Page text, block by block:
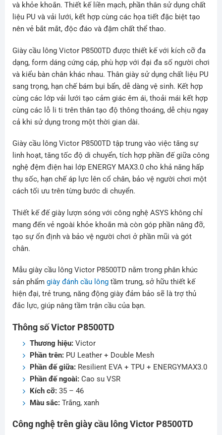
và khỏe khoắn. Thiết kế liền mạch, phần thân sử dụng chất
liệu PU và vải lưới, kết hợp cùng các họa tiết đặc biệt tạo
nên vẻ bắt mắt, độc đáo và đậm chất thể thao.
Giày cầu lông Victor P8500TD được thiết kế với kích cỡ đa
dạng, form dáng cứng cáp, phù hợp với đại đa số người chơi
và kiểu bàn chân khác nhau. Thân giày sử dụng chất liệu PU
sang trọng, hạn chế bám bụi bẩn, dễ dàng vệ sinh. Kết hợp
cùng các lớp vải lưới tạo cảm giác êm ái, thoải mái kết hợp
cùng các lỗ li ti trên thân tạo độ thông thoáng, dễ chịu ngay
cả khi sử dụng trong một thời gian dài.
Giày cầu lông Victor P8500TD tập trung vào việc tăng sự
linh hoạt, tăng tốc độ di chuyển, tích hợp phần đế giữa công
nghệ đệm điện hai lớp ENERGY MAX3.0 cho khả năng hấp
thụ sốc, hạn chế áp lực lên cổ chân, bảo vệ người chơi một
cách tối ưu trên từng bước di chuyển.
Thiết kế đế giày lượn sóng với công nghệ ASYS không chỉ
mang đến vẻ ngoài khỏe khoắn mà còn góp phần nâng đỡ,
tạo sự ổn định và bảo vệ người chơi ở phần mũi và gót
chân.
Mẫu giày cầu lông Victor P8500TD nằm trong phân khúc
sản phẩm giày đánh cầu lôngtầm trung, sở hữu thiết kế
hiện đại, trẻ trung, năng động giày đảm bảo sẽ là trợ thủ
đắc lực, giúp nâng tầm trận cầu của bạn.
Thông số Victor P8500TD
Thương hiệu:Victor
Phần trên:PU Leather + Double Mesh
Phần đế giữa:Resilient EVA + TPU + ENERGYMAX3.0
Phần đế ngoài:Cao su VSR
Kích cỡ:35 – 46
Màu sắc:Trắng, xanh
Công nghệ trên giày cầu lông Victor P8500TD